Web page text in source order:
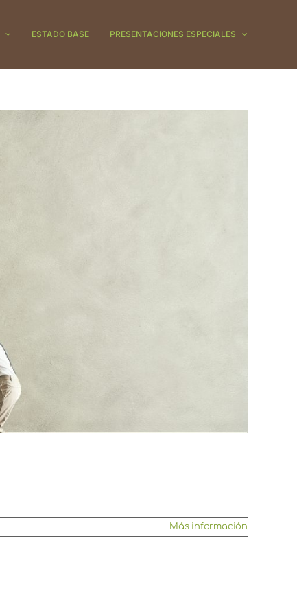
ESTADO BASE PRESENTACIONES ESPECIALES
Más información